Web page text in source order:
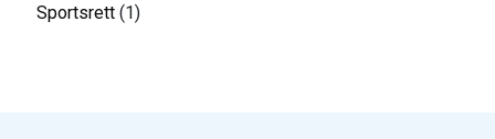
Sportsrett (1)